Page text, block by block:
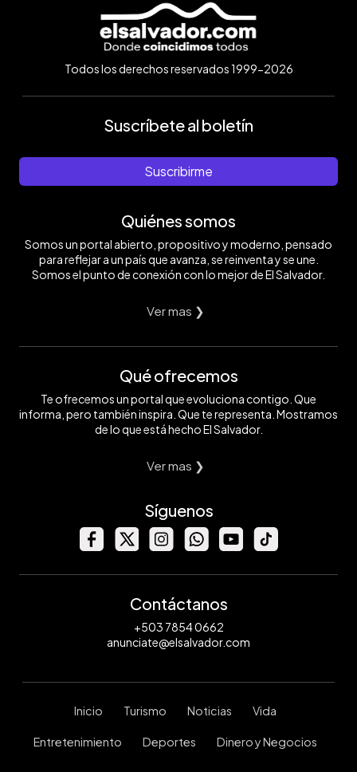
Todos los derechos reservados 1999-2026
Suscríbete al boletín
Suscribirme
Quiénes somos
Somos un portal abierto, propositivo y moderno, pensado
para reflejar a un país que avanza, se reinventa y se une.
Somos el punto de conexión con lo mejor de El Salvador.
Ver mas ❯
Qué ofrecemos
Te ofrecemos un portal que evoluciona contigo. Que
informa, pero también inspira. Que te representa. Mostramos
de lo que está hecho El Salvador.
Ver mas ❯
Síguenos
Contáctanos
+503 7854 0662
anunciate@elsalvador.com
Inicio Turismo Noticias Vida
Entretenimiento Deportes Dinero y Negocios